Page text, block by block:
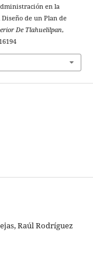
en la
de un Plan de
De Tlahuelilpan,
Raúl Rodríguez